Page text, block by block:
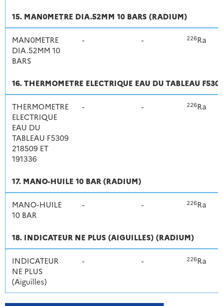
15. MAN0METRE DIA.52MM 10 BARS (RADIUM)
MAN0METRE
DIA.52MM 10
BARS
- - 226Ra
16. THERMOMETRE ELECTRIQUE EAU DU TABLEAU
THERMOMETRE
ELECTRIQUE
EAU DU
TABLEAU F5309
218509 ET
191336
- - 226Ra
17. MANO-HUILE 10 BAR (RADIUM)
MANO-HUILE
10 BAR
- - 226Ra
18. INDICATEUR NE PLUS (AIGUILLES) (RADIUM)
INDICATEUR
NE PLUS
(Aiguilles)
- - 226Ra